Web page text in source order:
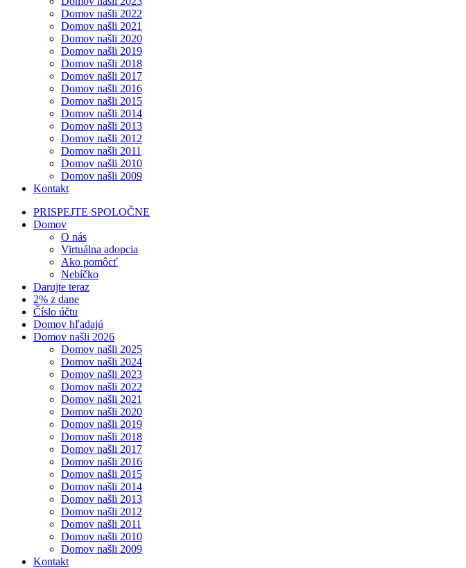
Domov našli 2022
Domov našli 2021
Domov našli 2020
Domov našli 2019
Domov našli 2018
Domov našli 2017
Domov našli 2016
Domov našli 2015
Domov našli 2014
Domov našli 2013
Domov našli 2012
Domov našli 2011
Domov našli 2010
Domov našli 2009
Kontakt
PRISPEJTE SPOLOČNE
Domov
O nás
Virtuálna adopcia
Ako pomôcť
Nebíčko
Darujte teraz
2% z dane
Číslo účtu
Domov hľadajú
Domov našli 2026
Domov našli 2025
Domov našli 2024
Domov našli 2023
Domov našli 2022
Domov našli 2021
Domov našli 2020
Domov našli 2019
Domov našli 2018
Domov našli 2017
Domov našli 2016
Domov našli 2015
Domov našli 2014
Domov našli 2013
Domov našli 2012
Domov našli 2011
Domov našli 2010
Domov našli 2009
Kontakt